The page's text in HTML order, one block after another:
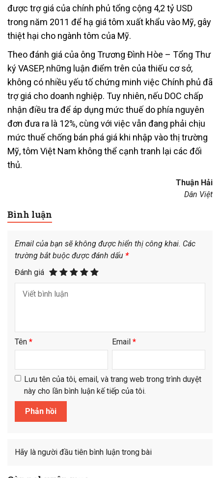
được trợ giá của chính phủ tổng cộng 4,2 tỷ USD
trong năm 2011 để hạ giá tôm xuất khẩu vào Mỹ, gây
thiệt hại cho ngành tôm của Mỹ.
Theo đánh giá của ông Trương Đình Hòe – Tổng Thư
ký VASEP, những luận điểm trên của thiếu cơ sở,
không có nhiều yếu tố chứng minh việc Chính phủ đã
trợ giá cho doanh nghiệp. Tuy nhiên, nếu DOC chấp
nhận điều tra để áp dụng mức thuế do phía nguyên
đơn đưa ra là 12%, cùng với việc vẫn đang phải chịu
mức thuế chống bán phá giá khi nhập vào thị trường
Mỹ, tôm Việt Nam không thể cạnh tranh lại các đối
thủ.
Thuận Hải
Dân Việt
Bình luận
Email của bạn sẽ không được hiển thị công khai. Các
trường bắt buộc được đánh dấu *
Đánh giá
Tên * Email *
Lưu tên của tôi, email, và trang web trong trình duyệt
này cho lần bình luận kế tiếp của tôi.
Hãy là người đầu tiên bình luận trong bài